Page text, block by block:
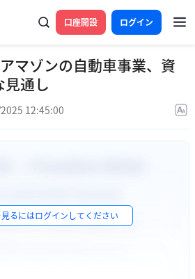
口座開設 ログイン
マゾンの自動車事業、資
見通し
12:45:00
るにはログインしてください